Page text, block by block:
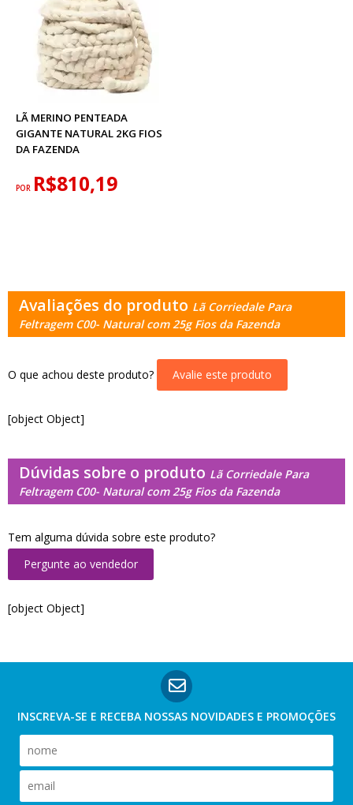
LÃ MERINO PENTEADA
GIGANTE NATURAL 2KG FIOS
DA FAZENDA
POR R$810,19
Avaliações do produto Lã Corriedale Para
Feltragem C00- Natural com 25g Fios da Fazenda
O que achou deste produto? Avalie este produto
[object Object]
Dúvidas sobre o produto Lã Corriedale Para
Feltragem C00- Natural com 25g Fios da Fazenda
Tem alguma dúvida sobre este produto?
Pergunte ao vendedor
[object Object]
INSCREVA-SE E RECEBA NOSSAS NOVIDADES E PROMOÇÕES